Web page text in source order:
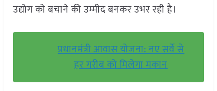
उद्योग को बचाने की उम्मीद बनकर उभर रही है।
प्रधानमंत्री आवास योजना: नए सर्वे से
हर गरीब को मिलेगा मकान